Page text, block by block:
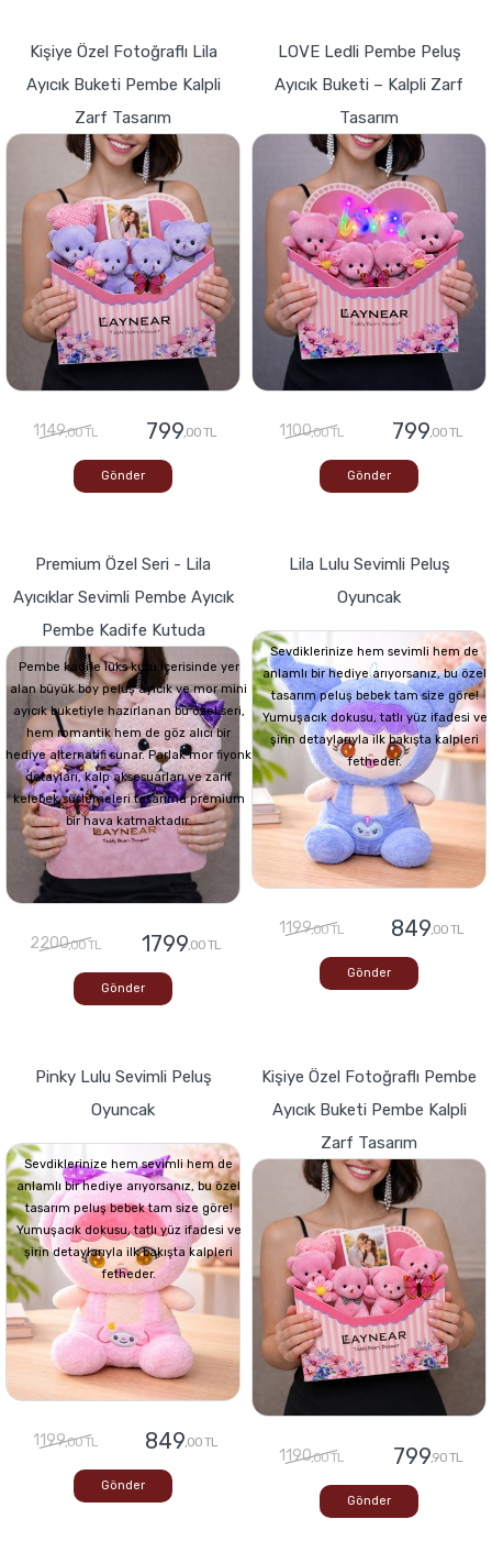
Kişiye Özel Fotoğraflı Lila
Ayıcık Buketi Pembe Kalpli
Zarf Tasarım
1149,00 TL 799,00 TL
Gönder
LOVE Ledli Pembe Peluş
Ayıcık Buketi – Kalpli Zarf
Tasarım
1100,00 TL 799,00 TL
Gönder
Premium Özel Seri - Lila
Ayıcıklar Sevimli Pembe Ayıcık
Pembe Kadife Kutuda
Pembe kadife lüks kutu içerisinde yer
alan büyük boy peluş ayıcık ve mor mini
ayıcık buketiyle hazırlanan bu özel seri,
hem romantik hem de göz alıcı bir
hediye alternatifi sunar. Parlak mor fiyonk
detayları, kalp aksesuarları ve zarif
kelebek süslemeleri tasarıma premium
bir hava katmaktadır.
2200,00 TL 1799,00 TL
Gönder
Lila Lulu Sevimli Peluş
Oyuncak
Sevdiklerinize hem sevimli hem de
anlamlı bir hediye arıyorsanız, bu özel
tasarım peluş bebek tam size göre!
Yumuşacık dokusu, tatlı yüz ifadesi ve
şirin detaylarıyla ilk bakışta kalpleri
fetheder.
1199,00 TL 849,00 TL
Gönder
Pinky Lulu Sevimli Peluş
Oyuncak
Sevdiklerinize hem sevimli hem de
anlamlı bir hediye arıyorsanız, bu özel
tasarım peluş bebek tam size göre!
Yumuşacık dokusu, tatlı yüz ifadesi ve
şirin detaylarıyla ilk bakışta kalpleri
fetheder.
1199,00 TL 849,00 TL
Gönder
Kişiye Özel Fotoğraflı Pembe
Ayıcık Buketi Pembe Kalpli
Zarf Tasarım
1190,00 TL 799,90 TL
Gönder